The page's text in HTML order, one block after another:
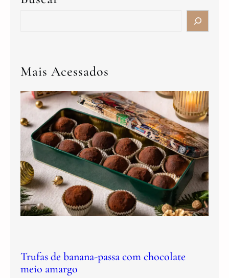
Mais Acessados
Trufas de banana-passa com chocolate
meio amargo